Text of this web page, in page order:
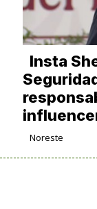
Insta
Noreste